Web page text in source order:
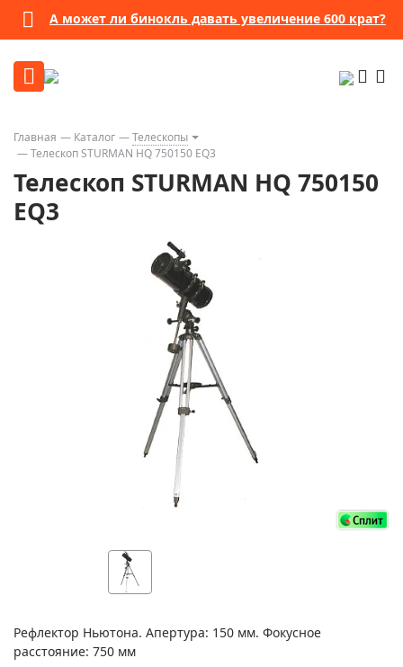
А может ли бинокль давать увеличение 600 крат?
Главная Каталог
Телескопы
Телескоп STURMAN HQ 750150 EQ3
Телескоп STURMAN HQ 750150
EQ3
Рефлектор Ньютона. Апертура: 150 мм. Фокусное
расстояние: 750 мм